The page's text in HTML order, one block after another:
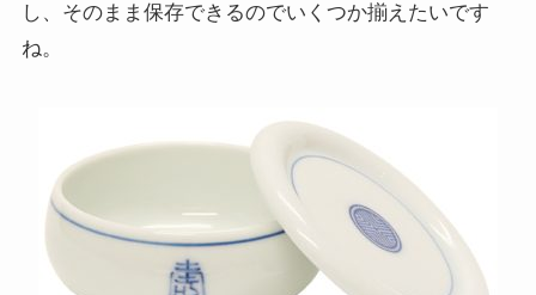
し、そのまま保存できるのでいくつか揃えたいです
ね。